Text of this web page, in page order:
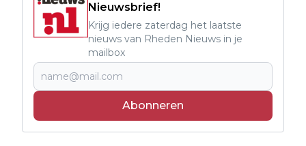
Nieuwsbrief!
Krijg iedere zaterdag het laatste
nieuws van Rheden Nieuws in je
mailbox
Abonneren